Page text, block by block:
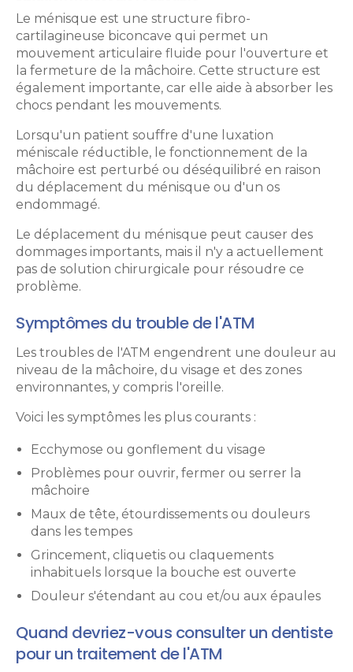
Le ménisque est une structure fibro-
cartilagineuse biconcave qui permet un
mouvement articulaire fluide pour l'ouverture et
la fermeture de la mâchoire. Cette structure est
également importante, car elle aide à absorber les
chocs pendant les mouvements.
Lorsqu'un patient souffre d'une luxation
méniscale réductible, le fonctionnement de la
mâchoire est perturbé ou déséquilibré en raison
du déplacement du ménisque ou d'un os
endommagé.
Le déplacement du ménisque peut causer des
dommages importants, mais il n'y a actuellement
pas de solution chirurgicale pour résoudre ce
problème.
Symptômes du trouble de l'ATM
Les troubles de l'ATM engendrent une douleur au
niveau de la mâchoire, du visage et des zones
environnantes, y compris l'oreille.
Voici les symptômes les plus courants :
Ecchymose ou gonflement du visage
Problèmes pour ouvrir, fermer ou serrer la
mâchoire
Maux de tête, étourdissements ou douleurs
dans les tempes
Grincement, cliquetis ou claquements
inhabituels lorsque la bouche est ouverte
Douleur s'étendant au cou et/ou aux épaules
Quand devriez-vous consulter un dentiste
pour un traitement de l'ATM